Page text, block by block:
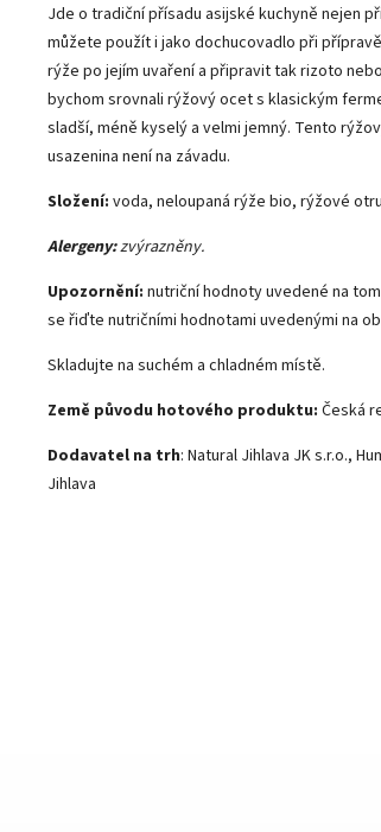
Jde o tradiční přísadu asijské kuchyně nejen
můžete použít i jako dochucovadlo při
rýže po jejím uvaření a připravit tak rizoto
bychom srovnali rýžový ocet s klasickým
sladší, méně kyselý a velmi jemný. Tento
usazenina není na závadu.
Složení: voda, neloupaná rýže bio, rýžové
Alergeny:zvýrazněny.
Upozornění: nutriční hodnoty uvedené na
se řiďte nutričními hodnotami uvedenými na
Skladujte na suchém a chladném místě.
Země původu hotového produktu: Česká
Dodavatel na trh: Natural Jihlava JK s.r.o.,
Jihlava